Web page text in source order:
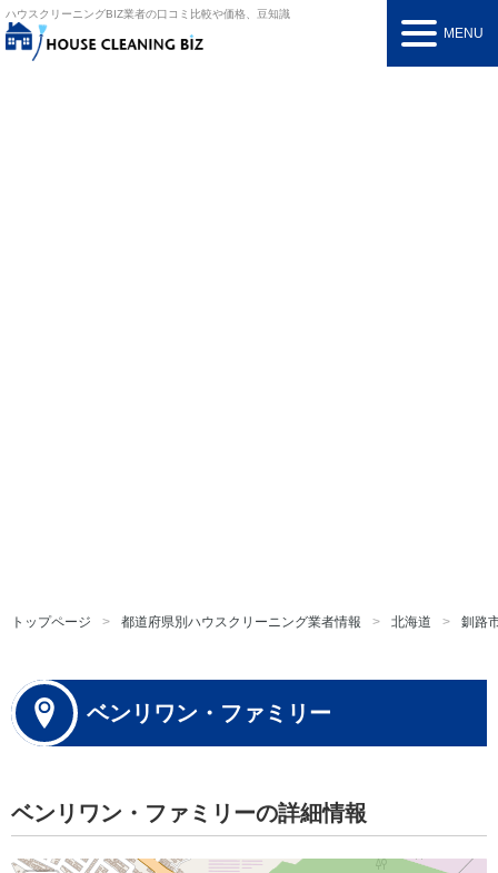
ハウスクリーニングBIZ業者の口コミ比較や価格、豆知識
MENU
トップページ 都道府県別ハウスクリーニング業者情報 北海道 釧路
ベンリワン・ファミリー
ベンリワン・ファミリーの詳細情報